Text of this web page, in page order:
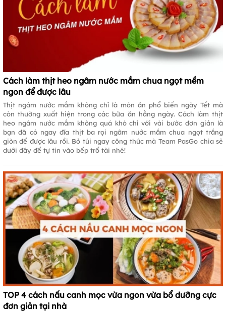
Cách làm thịt heo ngâm nước mắm chua ngọt mềm
ngon để được lâu
Thịt ngâm nước mắm không chỉ là món ăn phổ biến ngày Tết mà
còn thường xuất hiện trong các bữa ăn hằng ngày. Cách làm thịt
heo ngâm nước mắm không quá khó chỉ với vài bước đơn giản là
bạn đã có ngay đĩa thịt ba rọi ngâm nước mắm chua ngọt trắng
giòn để được lâu rồi. Bỏ túi ngay công thức mà Team PasGo chia sẻ
dưới đây để tự tin vào bếp trổ tài nhé!
TOP 4 cách nấu canh mọc vừa ngon vừa bổ dưỡng cực
đơn giản tại nhà